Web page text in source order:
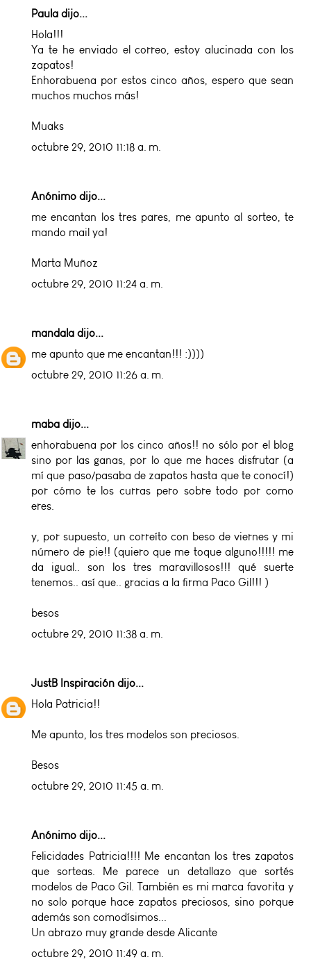
Paula dijo...
Hola!!!
Ya te he enviado el correo, estoy alucinada con los
zapatos!
Enhorabuena por estos cinco años, espero que sean
muchos muchos más!
Muaks
octubre 29, 2010 11:18 a. m.
Anónimo dijo...
me encantan los tres pares, me apunto al sorteo, te
mando mail ya!
Marta Muñoz
octubre 29, 2010 11:24 a. m.
mandala dijo...
me apunto que me encantan!!! :))))
octubre 29, 2010 11:26 a. m.
maba dijo...
enhorabuena por los cinco años!! no sólo por el blog
sino por las ganas, por lo que me haces disfrutar (a
mí que paso/pasaba de zapatos hasta que te conocí!)
por cómo te los curras pero sobre todo por como
eres.
y, por supuesto, un correíto con beso de viernes y mi
número de pie!! (quiero que me toque alguno!!!!! me
da igual.. son los tres maravillosos!!! qué suerte
tenemos.. así que.. gracias a la firma Paco Gil!!! )
besos
octubre 29, 2010 11:38 a. m.
JustB Inspiración dijo...
Hola Patricia!!
Me apunto, los tres modelos son preciosos.
Besos
octubre 29, 2010 11:45 a. m.
Anónimo dijo...
Felicidades Patricia!!!! Me encantan los tres zapatos
que sorteas. Me parece un detallazo que sortés
modelos de Paco Gil. También es mi marca favorita y
no solo porque hace zapatos preciosos, sino porque
además son comodísimos...
Un abrazo muy grande desde Alicante
octubre 29, 2010 11:49 a. m.